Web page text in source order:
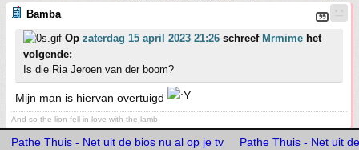
Bamba
Op zaterdag 15 april 2023 21:26 schreef Mrmime het
volgende:
Is die Ria Jeroen van der boom?
Mijn man is hiervan overtuigd
And so the lion fell in love with the lamb
Pathe Thuis - Net uit de bios nu al op je tv Pathe Thuis - Net uit